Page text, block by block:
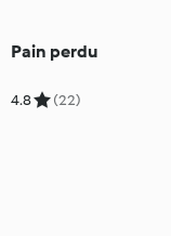
Pain perdu
4.8 (22)